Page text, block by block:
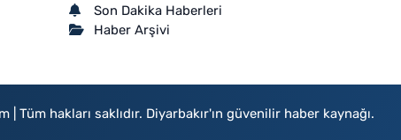
Son Dakika Haberleri
Haber Arşivi
Tüm hakları saklıdır. Diyarbakır'ın güvenilir haber kaynağı.